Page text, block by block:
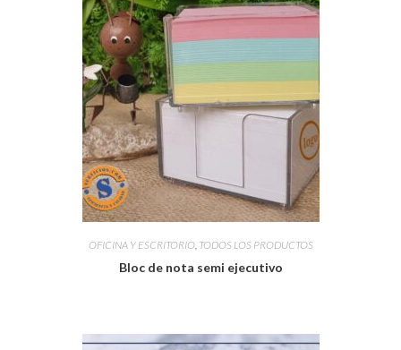
OFICINA Y ESCRITORIO, TODOS LOS PRODUCTOS
Bloc de nota semi ejecutivo